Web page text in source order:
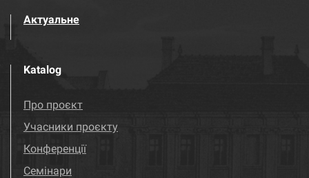
Актуальне
Katalog
Про проєкт
Учасники проєкту
Конференції
Семінари